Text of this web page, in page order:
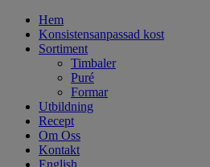
Hem
Konsistensanpassad kost
Sortiment
Timbaler
Puré
Formar
Utbildning
Recept
Om Oss
Kontakt
English